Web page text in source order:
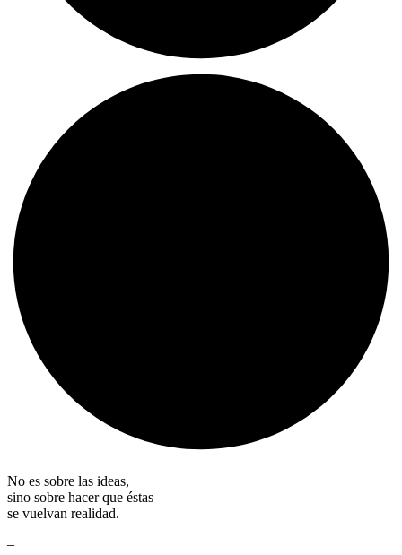
No es sobre las ideas,
sino sobre hacer que éstas
se vuelvan realidad.
–